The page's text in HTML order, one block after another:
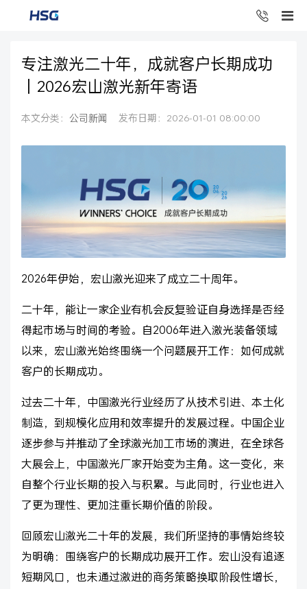
专注激光二十年，成就客户长期成功
丨2026宏山激光新年寄语
本文分类： 公司新闻 发布日期：2026-01-01 08:00:00
2026年伊始，宏山激光迎来了成立二十周年。
二十年，能让一家企业有机会反复验证自身选择是否经
得起市场与时间的考验。自2006年进入激光装备领域
以来，宏山激光始终围绕一个问题展开工作：如何成就
客户的长期成功。
过去二十年，中国激光行业经历了从技术引进、本土化
制造，到规模化应用和效率提升的发展过程。中国企业
逐步参与并推动了全球激光加工市场的演进，在全球各
大展会上，中国激光厂家开始变为主角。这一变化，来
自整个行业长期的投入与积累。与此同时，行业也进入
了更为理性、更加注重长期价值的阶段。
回顾宏山激光二十年的发展，我们所坚持的事情始终较
为明确：围绕客户的长期成功展开工作。宏山没有追逐
短期风口，也未通过激进的商务策略换取阶段性增长，